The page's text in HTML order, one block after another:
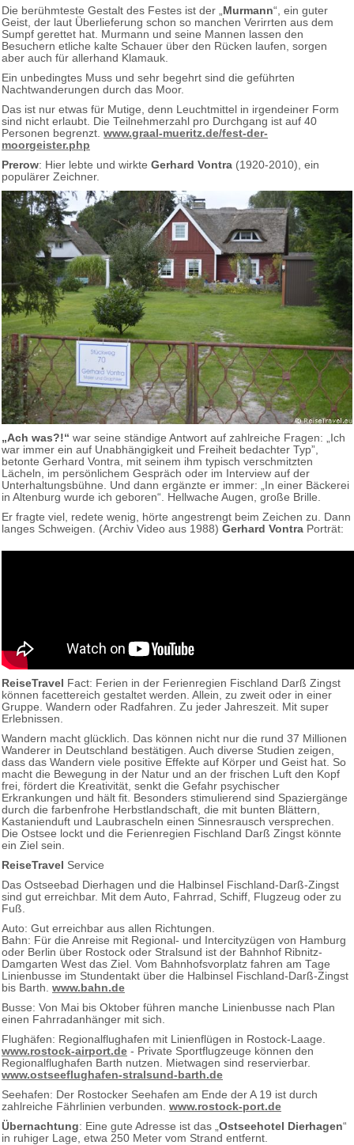
Die berühmteste Gestalt des Festes ist der „ Murmann“, ein guter
Geist, der laut Überlieferung schon so manchen Verirrten aus dem
Sumpf gerettet hat. Murmann und seine Mannen lassen den
Besuchern etliche kalte Schauer über den Rücken laufen, sorgen
aber auch für allerhand Klamauk.
Ein unbedingtes Muss und sehr begehrt sind die geführten
Nachtwanderungen durch das Moor.
Das ist nur etwas für Mutige, denn Leuchtmittel in irgendeiner Form
sind nicht erlaubt. Die Teilnehmer­zahl pro Durchgang ist auf 40
Personen begrenzt. www.graal-mueritz.de/fest-der-
moorgeister.php
Prerow: Hier lebte und wirkte Gerhard Vontra (1920-2010), ein
populärer Zeichner.
„Ach was?!“ war seine ständige Antwort auf zahlreiche Fragen: „Ich
war immer ein auf Unabhängigkeit und Freiheit bedachter Typ”,
betonte Gerhard Vontra, mit seinem ihm typisch verschmitzten
Lächeln, im persönlichem Gespräch oder im Interview auf der
Unterhaltungsbühne. Und dann ergänzte er immer: „In einer Bäckerei
in Altenburg wurde ich geboren“. Hellwache Augen, große Brille.
Er fragte viel, redete wenig, hörte angestrengt beim Zeichen zu. Dann
langes Schweigen. (Archiv Video aus 1988) Gerhard Vontra Porträt:
ReiseTravel Fact: Ferien in der Ferienregien Fischland Darß Zingst
können facettereich gestaltet werden. Allein, zu zweit oder in einer
Gruppe. Wandern oder Radfahren. Zu jeder Jahreszeit. Mit super
Erlebnissen.
Wandern macht glücklich. Das können nicht nur die rund 37 Millionen
Wanderer in Deutschland bestätigen. Auch diverse Studien zeigen,
dass das Wandern viele positive Effekte auf Körper und Geist hat. So
macht die Bewegung in der Natur und an der frischen Luft den Kopf
frei, fördert die Kreativität, senkt die Gefahr psychischer
Erkrankungen und hält fit. Besonders stimulierend sind Spaziergänge
durch die farbenfrohe Herbstlandschaft, die mit bunten Blättern,
Kastanienduft und Laubrascheln einen Sinnesrausch versprechen.
Die Ostsee lockt und die Ferienregien Fischland Darß Zingst könnte
ein Ziel sein.
ReiseTravel Service
Das Ostseebad Dierhagen und die Halbinsel Fischland-Darß-Zingst
sind gut erreichbar. Mit dem Auto, Fahrrad, Schiff, Flugzeug oder zu
Fuß.
Auto: Gut erreichbar aus allen Richtungen.
Bahn: Für die Anreise mit Regional- und Intercityzügen von Hamburg
oder Berlin über Rostock oder Stralsund ist der Bahnhof Ribnitz-
Damgarten West das Ziel. Vom Bahnhofsvorplatz fahren am Tage
Linienbusse im Stundentakt über die Halbinsel Fischland-Darß-Zingst
bis Barth. www.bahn.de
Busse: Von Mai bis Oktober führen manche Linienbusse nach Plan
einen Fahrradanhänger mit sich.
Flughäfen: Regionalflughafen mit Linienflügen in Rostock-Laage.
www.rostock-airport.de - Private Sportflugzeuge können den
Regionalflughafen Barth nutzen. Mietwagen sind reservierbar.
www.ostseeflughafen-stralsund-barth.de
Seehafen: Der Rostocker Seehafen am Ende der A 19 ist durch
zahlreiche Fährlinien verbunden. www.rostock-port.de
Übernachtung: Eine gute Adresse ist das „ Ostseehotel Dierhagen“
in ruhiger Lage, etwa 250 Meter vom Strand entfernt.